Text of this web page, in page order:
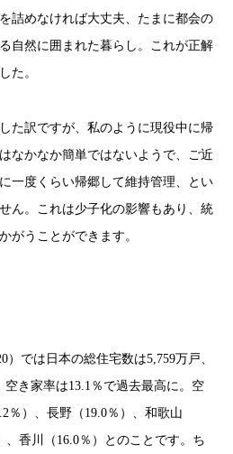
詰めなければ大丈夫、たまに都会の
自然に囲まれた暮らし。これが正解
た。
た訳ですが、私のように現役中に帰
なかなか簡単ではないようで、ご近
一度くらい帰郷して維持管理、とい
ん。これは少子化の影響もあり、統
がうことができます。
では日本の総住宅数は5,759万戸、
空き家率は13.1％で過去最高に。空
％）、長野（19.0％）、和歌山
、香川（16.0％）とのことです。ち